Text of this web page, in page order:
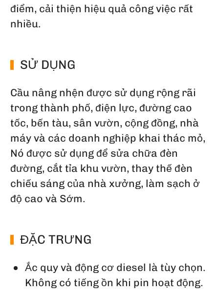
điểm, cải thiện hiệu quả công việc rất
nhiều.
SỬ DỤNG
Cầu nâng nhện được sử dụng rộng rãi
trong thành phố, điện lực, đường cao
tốc, bến tàu, sân vườn, cộng đồng, nhà
máy và các doanh nghiệp khai thác mỏ,
Nó được sử dụng để sửa chữa đèn
đường, cắt tỉa khu vườn, thay thế đèn
chiếu sáng của nhà xưởng, làm sạch ở
độ cao và Sớm.
ĐẶC TRƯNG
Ắc quy và động cơ diesel là tùy chọn.
Không có tiếng ồn khi pin hoạt động.